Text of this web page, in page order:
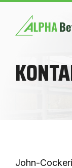
John-